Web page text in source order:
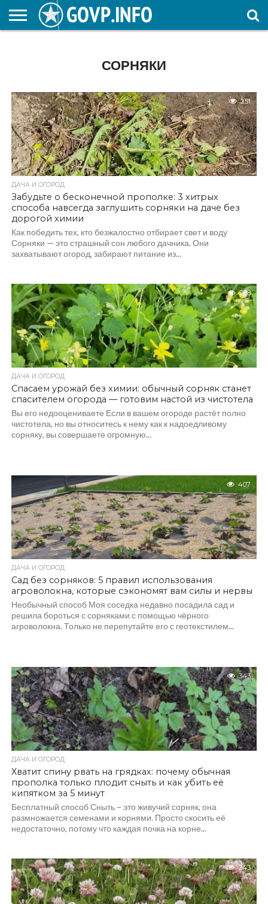
СОРНЯКИ
251
ДАЧА И ОГОРОД
Забудьте о бесконечной прополке: 3 хитрых
способа навсегда заглушить сорняки на даче без
дорогой химии
Как победить тех, кто безжалостно отбирает свет и воду
Сорняки — это страшный сон любого дачника. Они
захватывают огород, забирают питание из...
288
ДАЧА И ОГОРОД
Спасаем урожай без химии: обычный сорняк станет
спасителем огорода — готовим настой из чистотела
Вы его недооцениваете Если в вашем огороде растёт полно
чистотела, но вы относитесь к нему как к надоедливому
сорняку, вы совершаете огромную...
407
ДАЧА И ОГОРОД
Сад без сорняков: 5 правил использования
агроволокна, которые сэкономят вам силы и нервы
Необычный способ Моя соседка недавно посадила сад и
решила бороться с сорняками с помощью чёрного
агроволокна. Только не перепутайте его с геотекстилем...
343
ДАЧА И ОГОРОД
Хватит спину рвать на грядках: почему обычная
прополка только плодит сныть и как убить её
кипятком за 5 минут
Бесплатный способ Сныть – это живучий сорняк, она
размножается семенами и корнями. Просто скосить её
недостаточно, потому что каждая почка на корне...
243